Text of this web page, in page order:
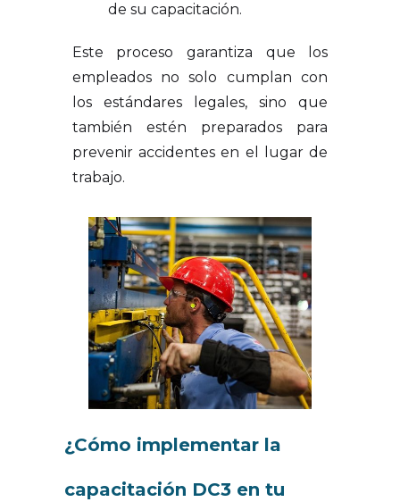
de su capacitación.
Este proceso garantiza que los
empleados no solo cumplan con
los estándares legales, sino que
también estén preparados para
prevenir accidentes en el lugar de
trabajo.
¿Cómo implementar la
capacitación DC3 en tu